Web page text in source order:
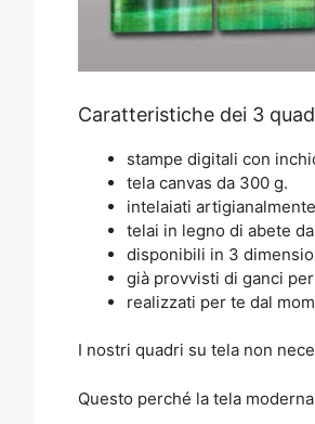
Caratteristiche dei 3
stampe digitali con
tela canvas da 300 g.
intelaiati artigianalmente
telai in legno di abete
disponibili in 3
già provvisti di ganci
realizzati per te dal
I nostri quadri su tela non
Questo perché la tela